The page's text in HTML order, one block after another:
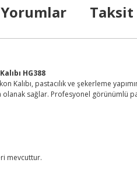
Yorumlar Taksit
HG388
Kalıbı, pastacılık ve şekerleme
olanak sağlar. Profesyonel görünümlü
mevcuttur.